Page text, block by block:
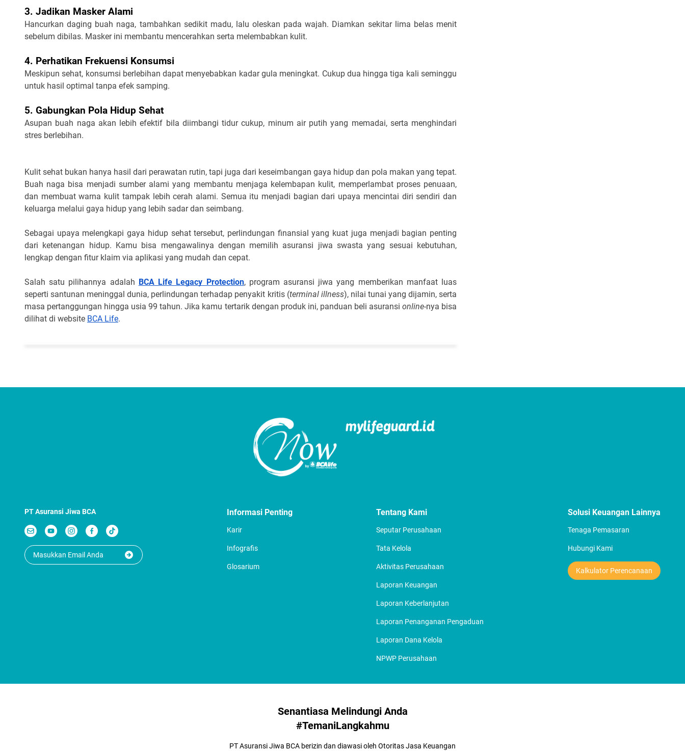
3. Jadikan Masker Alami
Hancurkan daging buah naga, tambahkan sedikit madu, lalu oleskan pada wajah. Diamkan sekitar lima belas menit
sebelum dibilas. Masker ini membantu mencerahkan serta melembabkan kulit.
4. Perhatikan Frekuensi Konsumsi
Meskipun sehat, konsumsi berlebihan dapat menyebabkan kadar gula meningkat. Cukup dua hingga tiga kali seminggu
untuk hasil optimal tanpa efek samping.
5. Gabungkan Pola Hidup Sehat
Asupan buah naga akan lebih efektif bila diimbangi tidur cukup, minum air putih yang memadai, serta menghindari
stres berlebihan.
Kulit sehat bukan hanya hasil dari perawatan rutin, tapi juga dari keseimbangan gaya hidup dan pola makan yang tepat.
Buah naga bisa menjadi sumber alami yang membantu menjaga kelembapan kulit, memperlambat proses penuaan,
dan membuat warna kulit tampak lebih cerah alami. Semua itu menjadi bagian dari upaya mencintai diri sendiri dan
keluarga melalui gaya hidup yang lebih sadar dan seimbang.
Sebagai upaya melengkapi gaya hidup sehat tersebut, perlindungan finansial yang kuat juga menjadi bagian penting
dari ketenangan hidup. Kamu bisa mengawalinya dengan memilih asuransi jiwa swasta yang sesuai kebutuhan,
lengkap dengan fitur klaim via aplikasi yang mudah dan cepat.
Salah satu pilihannya adalah BCA Life Legacy Protection, program asuransi jiwa yang memberikan manfaat luas
seperti santunan meninggal dunia, perlindungan terhadap penyakit kritis (terminal illness), nilai tunai yang dijamin, serta
masa pertanggungan hingga usia 99 tahun. Jika kamu tertarik dengan produk ini, panduan beli asuransi online-nya bisa
dilihat di website BCA Life.
PT Asuransi Jiwa BCA Informasi Penting
Karir
Infografis
Glosarium
Tentang Kami
Seputar Perusahaan
Tata Kelola
Aktivitas Perusahaan
Laporan Keuangan
Laporan Keberlanjutan
Laporan Penanganan Pengaduan
Laporan Dana Kelola
NPWP Perusahaan
Solusi Keuangan Lainnya
Tenaga Pemasaran
Hubungi Kami
Kalkulator Perencanaan
Senantiasa Melindungi Anda
#TemaniLangkahmu
PT Asuransi Jiwa BCA berizin dan diawasi oleh Otoritas Jasa Keuangan